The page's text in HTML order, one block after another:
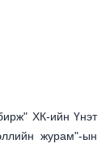
ХК-ийн Үнэт
журам"-ын